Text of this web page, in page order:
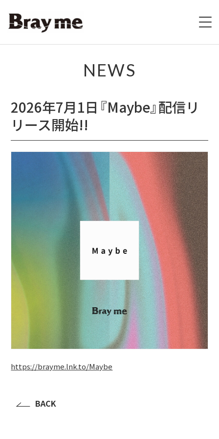
BIOGRAPHY
DISCOGRAPHY
ブレの村
STORE
たにき
SAKKO
CONTACT
NEWS
2026年7月1日『Maybe』配信リ
リース開始!!
https://brayme.lnk.to/Maybe
BACK